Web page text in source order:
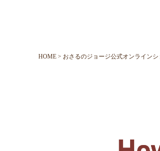
HOME おさるのジョージ公式オンラインシ